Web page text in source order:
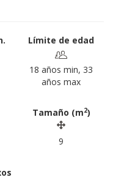
Límite de edad
18 años min, 33
años max
Tamaño (m2)
9